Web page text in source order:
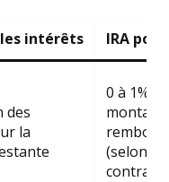
intérêts IRA
des
la
0 à 1% du
montant
(selon le
contrat)